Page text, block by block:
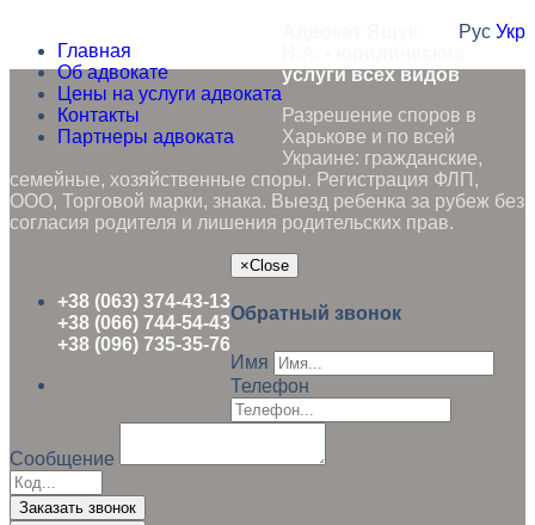
Главная
Об адвокате
Цены на услуги адвоката
Контакты
Партнеры адвоката
Рус Укр
услуги всех видов
Разрешение споров в
Харькове и по всей
Украине: гражданские,
семейные, хозяйственные споры. Регистрация ФЛП,
ООО, Торговой марки, знака. Выезд ребенка за рубеж без
согласия родителя и лишения родительских прав.
+38 (063) 374-43-13
+38 (066) 744-54-43
+38 (096) 735-35-76
×Close
Обратный звонок
Имя
Телефон
Сообщение
Заказать звонок